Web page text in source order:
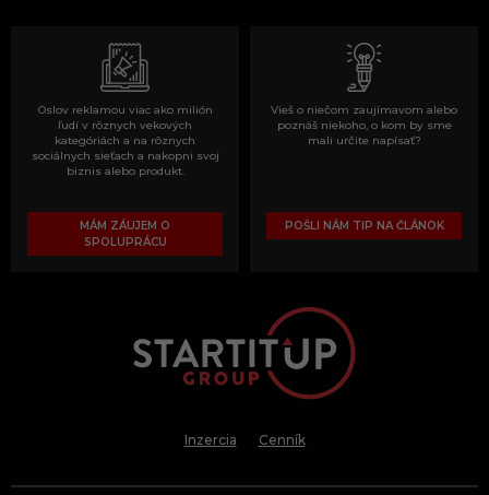
Oslov reklamou viac ako milión
ľudí v rôznych vekových
kategóriách a na rôznych
sociálnych sieťach a nakopni svoj
biznis alebo produkt.
MÁM ZÁUJEM O
SPOLUPRÁCU
Vieš o niečom zaujímavom alebo
poznáš niekoho, o kom by sme
mali určite napísať?
POŠLI NÁM TIP NA ČLÁNOK
Inzercia Cenník